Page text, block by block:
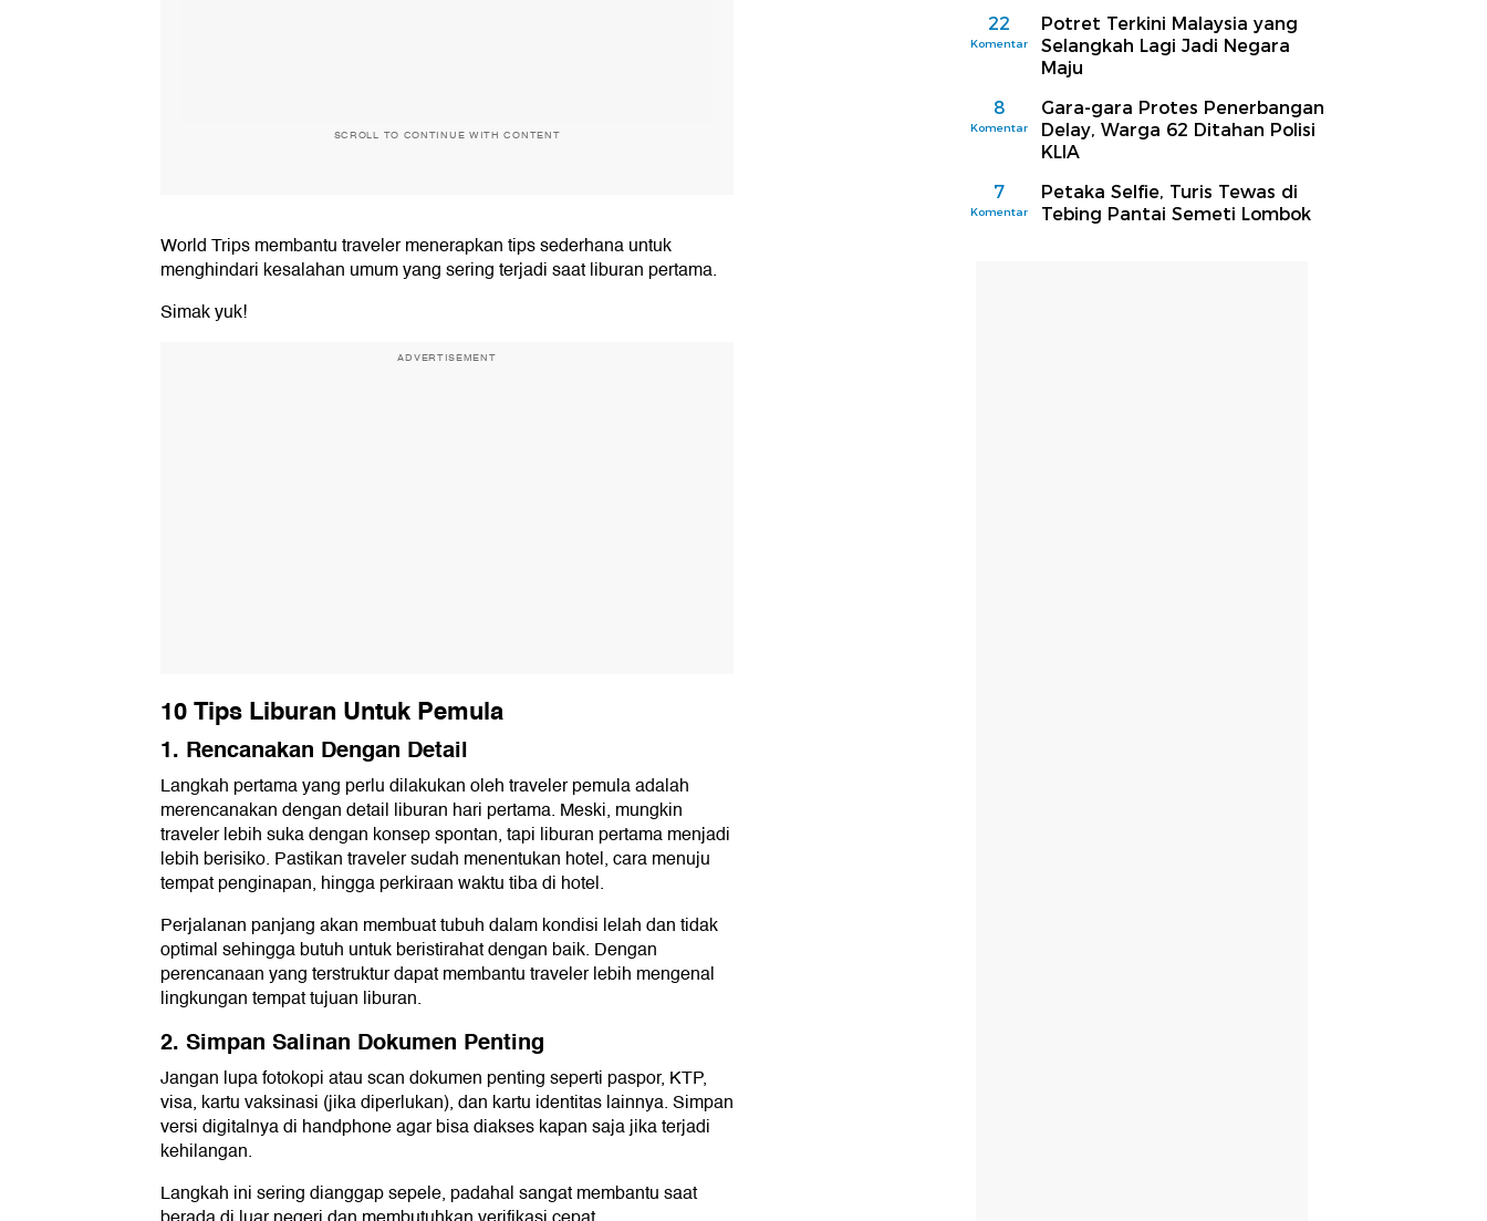
SCROLL TO CONTINUE WITH CONTENT
World Trips membantu traveler menerapkan tips sederhana untuk
menghindari kesalahan umum yang sering terjadi saat liburan pertama.
Simak yuk!
ADVERTISEMENT
10 Tips Liburan Untuk Pemula
1. Rencanakan Dengan Detail
Langkah pertama yang perlu dilakukan oleh traveler pemula adalah
merencanakan dengan detail liburan hari pertama. Meski, mungkin
traveler lebih suka dengan konsep spontan, tapi liburan pertama menjadi
lebih berisiko. Pastikan traveler sudah menentukan hotel, cara menuju
tempat penginapan, hingga perkiraan waktu tiba di hotel.
Perjalanan panjang akan membuat tubuh dalam kondisi lelah dan tidak
optimal sehingga butuh untuk beristirahat dengan baik. Dengan
perencanaan yang terstruktur dapat membantu traveler lebih mengenal
lingkungan tempat tujuan liburan.
2. Simpan Salinan Dokumen Penting
Jangan lupa fotokopi atau scan dokumen penting seperti paspor, KTP,
visa, kartu vaksinasi (jika diperlukan), dan kartu identitas lainnya. Simpan
versi digitalnya di handphone agar bisa diakses kapan saja jika terjadi
kehilangan.
Langkah ini sering dianggap sepele, padahal sangat membantu saat
22
Komentar
Potret Terkini Malaysia yang
Selangkah Lagi Jadi Negara
Maju
8
Komentar
Gara-gara Protes Penerbangan
Delay, Warga 62 Ditahan Polisi
KLIA
7
Komentar
Petaka Selfie, Turis Tewas di
Tebing Pantai Semeti Lombok